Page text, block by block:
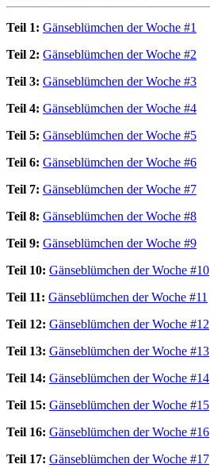
Teil 1: Gänseblümchen der Woche #1
Teil 2: Gänseblümchen der Woche #2
Teil 3: Gänseblümchen der Woche #3
Teil 4: Gänseblümchen der Woche #4
Teil 5: Gänseblümchen der Woche #5
Teil 6: Gänseblümchen der Woche #6
Teil 7: Gänseblümchen der Woche #7
Teil 8: Gänseblümchen der Woche #8
Teil 9: Gänseblümchen der Woche #9
Teil 10: Gänseblümchen der Woche #10
Teil 11: Gänseblümchen der Woche #11
Teil 12: Gänseblümchen der Woche #12
Teil 13: Gänseblümchen der Woche #13
Teil 14: Gänseblümchen der Woche #14
Teil 15: Gänseblümchen der Woche #15
Teil 16: Gänseblümchen der Woche #16
Teil 17: Gänseblümchen der Woche #17